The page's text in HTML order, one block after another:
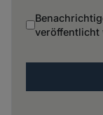
veröffentlicht